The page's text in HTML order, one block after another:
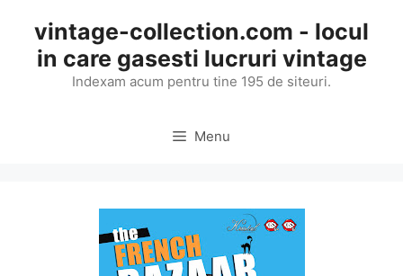
content
vintage-collection.com - locul
in care gasesti lucruri vintage
Indexam acum pentru tine 195 de siteuri.
Menu